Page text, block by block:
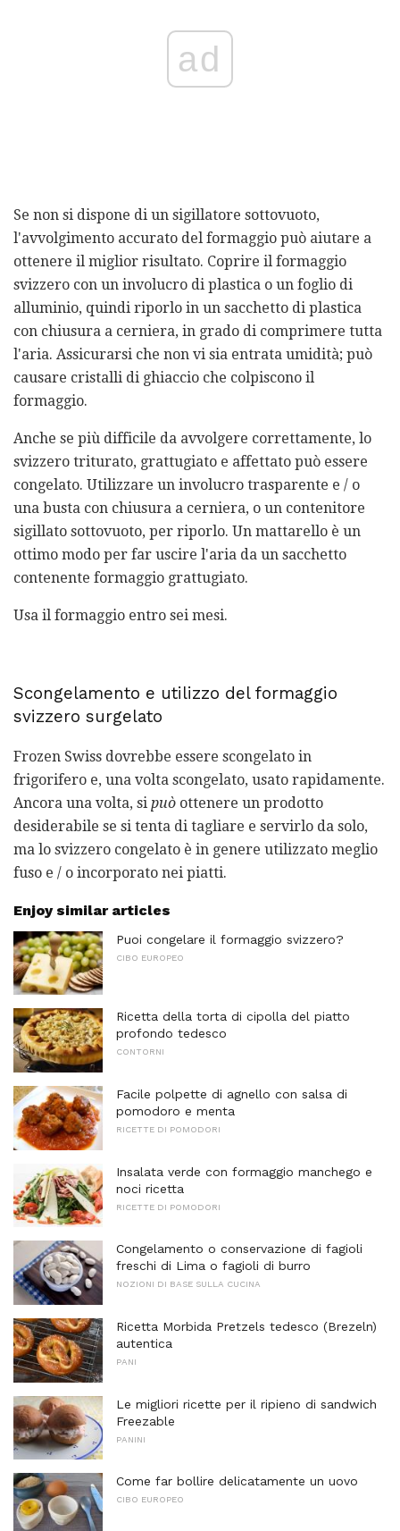
ad
Se non si dispone di un sigillatore sottovuoto,
l'avvolgimento accurato del formaggio può aiutare a
ottenere il miglior risultato. Coprire il formaggio
svizzero con un involucro di plastica o un foglio di
alluminio, quindi riporlo in un sacchetto di plastica
con chiusura a cerniera, in grado di comprimere tutta
l'aria. Assicurarsi che non vi sia entrata umidità; può
causare cristalli di ghiaccio che colpiscono il
formaggio.
Anche se più difficile da avvolgere correttamente, lo
svizzero triturato, grattugiato e affettato può essere
congelato. Utilizzare un involucro trasparente e / o
una busta con chiusura a cerniera, o un contenitore
sigillato sottovuoto, per riporlo. Un mattarello è un
ottimo modo per far uscire l'aria da un sacchetto
contenente formaggio grattugiato.
Usa il formaggio entro sei mesi.
Scongelamento e utilizzo del formaggio
svizzero surgelato
Frozen Swiss dovrebbe essere scongelato in
frigorifero e, una volta scongelato, usato rapidamente.
Ancora una volta, si può ottenere un prodotto
desiderabile se si tenta di tagliare e servirlo da solo,
ma lo svizzero congelato è in genere utilizzato meglio
fuso e / o incorporato nei piatti.
Enjoy similar articles
Puoi congelare il formaggio svizzero?
CIBO EUROPEO
Ricetta della torta di cipolla del piatto
profondo tedesco
CONTORNI
Facile polpette di agnello con salsa di
pomodoro e menta
RICETTE DI POMODORI
Insalata verde con formaggio manchego e
noci ricetta
RICETTE DI POMODORI
Congelamento o conservazione di fagioli
freschi di Lima o fagioli di burro
NOZIONI DI BASE SULLA CUCINA
Ricetta Morbida Pretzels tedesco (Brezeln)
autentica
PANI
Le migliori ricette per il ripieno di sandwich
Freezable
PANINI
Come far bollire delicatamente un uovo
CIBO EUROPEO